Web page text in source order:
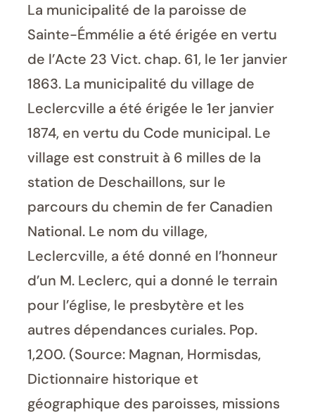
La municipalité de la paroisse de
Sainte-Émmélie a été érigée en vertu
de l’Acte 23 Vict. chap. 61, le 1er janvier
1863. La municipalité du village de
Leclercville a été érigée le 1er janvier
1874, en vertu du Code municipal. Le
village est construit à 6 milles de la
station de Deschaillons, sur le
parcours du chemin de fer Canadien
National. Le nom du village,
Leclercville, a été donné en l’honneur
d’un M. Leclerc, qui a donné le terrain
pour l’église, le presbytère et les
autres dépendances curiales. Pop.
1,200. (Source: Magnan, Hormisdas,
Dictionnaire historique et
géographique des paroisses, missions